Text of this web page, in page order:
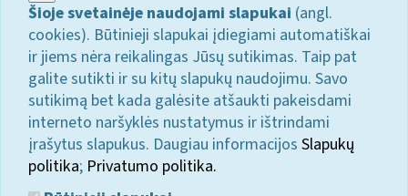
Šioje svetainėje naudojami slapukai (angl.
cookies). Būtinieji slapukai įdiegiami automatiškai
ir jiems nėra reikalingas Jūsų sutikimas. Taip pat
galite sutikti ir su kitų slapukų naudojimu. Savo
sutikimą bet kada galėsite atšaukti pakeisdami
interneto naršyklės nustatymus ir ištrindami
įrašytus slapukus. Daugiau informacijos Slapukų
politika; Privatumo politika.